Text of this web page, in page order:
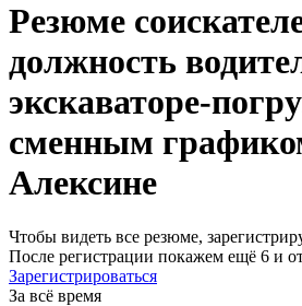
Резюме
должность
экскаваторе-
сменным
Алексине
Чтобы видеть все резюме,
После регистрации покажем ещё 6 и
Зарегистрироваться
За всё время